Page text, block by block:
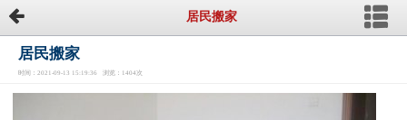
居民搬家
居民搬家
时间：2021-09-13 15:19:36 浏览：1404次